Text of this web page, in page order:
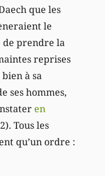
que les
le
de prendre la
reprises
à sa
ses hommes,
en
Tous les
qu’un ordre :